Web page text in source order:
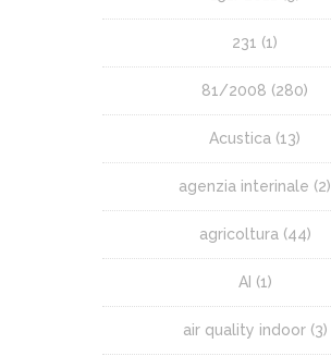
231 (1)
81/2008 (280)
Acustica (13)
agenzia interinale (2)
agricoltura (44)
AI (1)
air quality indoor(3)